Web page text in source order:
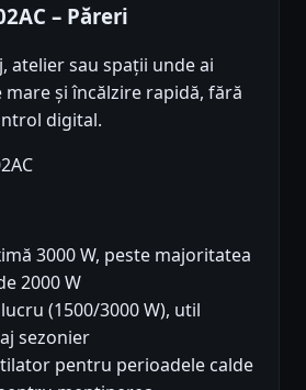
– Păreri
atelier sau spații unde ai
și încălzire rapidă, fără
digital.
3000 W, peste majoritatea
2000 W
(1500/3000 W), util
sezonier
pentru perioadele calde